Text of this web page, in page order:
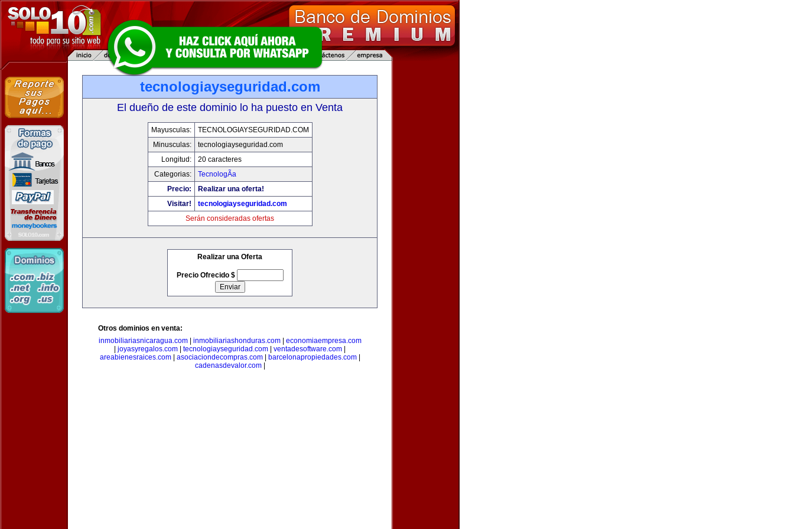
tecnologiayseguridad.com
El dueño de este dominio lo ha puesto en Venta
Mayusculas:
TECNOLOGIAYSEGURIDAD.COM
Minusculas:
tecnologiayseguridad.com
Longitud:
20 caracteres
Categorias:
TecnologÃ­a
Precio:
Realizar una oferta!
Visitar!
tecnologiayseguridad.com
Serán consideradas ofertas
Realizar una Oferta
Precio Ofrecido $
Otros dominios en venta:
inmobiliariasnicaragua.com| inmobiliariashonduras.com| economiaempresa.com
joyasyregalos.com tecnologiayseguridad.com ventadesoftware.com
areabienesraices.com| asociaciondecompras.com| barcelonapropiedades.com|
cadenasdevalor.com|